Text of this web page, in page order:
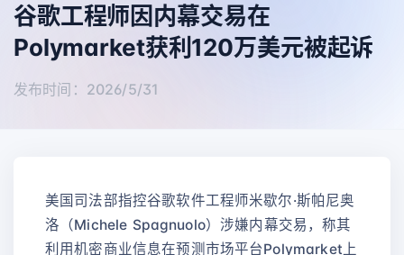
谷歌工程师因内幕交易在
Polymarket获利120万美元被起诉
发布时间：2026/5/31
美国司法部指控谷歌软件工程师米歇尔·斯帕尼奥
洛（Michele Spagnuolo）涉嫌内幕交易，称其
利用机密商业信息在预测市场平台Polymarket上